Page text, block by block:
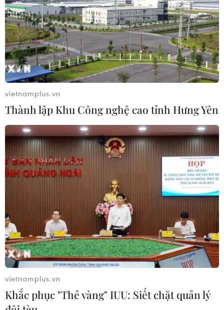
Thắp lên hy vọng cho bệnh nhân
nghèo từ 'phòng khám 0 đồng' ở An
Giang
07/08/2026 02:00
Ca vi phẫu ghép da đầu hiếm gặp
giúp bé gái phục hồi sau 10 năm
06/08/2026 07:15
Hà Nội: Kiểm tra, xác minh liên quan
đến sản phẩm giảm cân dạng bút
Người dân không sử dụng sản phẩm
giảm cân không rõ nguồn gốc, chưa
được cấp phép
vietnamplus.vn
Thành lập Khu Công nghệ cao tỉnh Hưng Yên
vietnamplus.vn
Khắc phục "Thẻ vàng" IUU: Siết chặt quản lý